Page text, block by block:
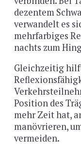
dezentem
verwandelt es
mehrfarbiges
nachts zum
Gleichzeitig
Position des
mehr Zeit hat,
manövrieren,
vermeiden.